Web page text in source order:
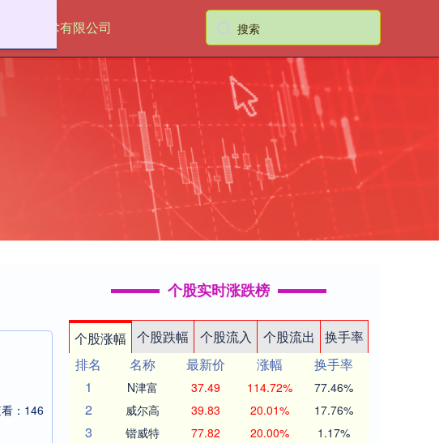
数据技术有限公司
：146
个股实时涨跌榜
个股涨幅 个股跌幅 个股流入 个股流出
换手率
排名
名称 最新价 涨幅
换手率
1
N津富 37.49 114.72% 77.46%
2 威尔高 39.83 20.01% 17.76%
3 锴威特 77.82 20.00% 1.17%